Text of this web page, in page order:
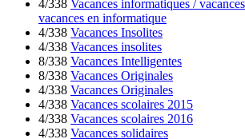
4/338 Vacances informatiques /
vacances en informatique
4/338 Vacances Insolites
4/338 Vacances insolites
8/338 Vacances Intelligentes
8/338 Vacances Originales
4/338 Vacances Originales
4/338 Vacances scolaires 2015
4/338 Vacances scolaires 2016
4/338 Vacances solidaires